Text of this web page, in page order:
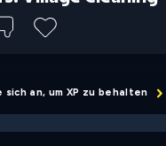
sich an, um XP zu behalten